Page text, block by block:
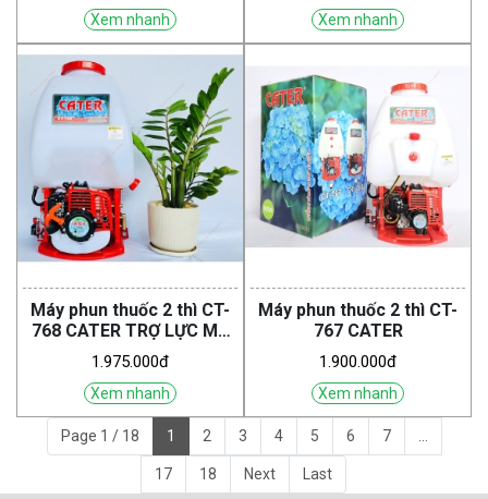
Xem nhanh Xem nhanh
Máy phun thuốc 2 thì CT-
768 CATER TRỢ LỰC MÁ
VUÔNG
1.975.000đ
Xem nhanh
Máy phun thuốc 2 thì CT-
767 CATER
1.900.000đ
Xem nhanh
Page 1 / 18 1 2 3 4 5 6 7 ...
17 18 Next Last